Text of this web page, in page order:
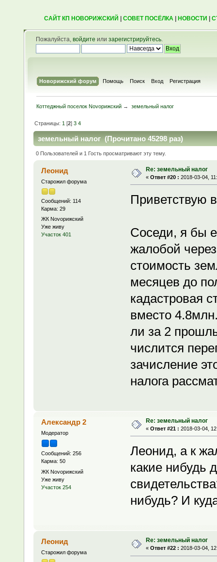
САЙТ КП НОВОРИЖСКИЙ СОВЕТ ПОСЁЛКА| НОВОСТИ
Пожалуйста, войдите или зарегистрируйтесь.
Новорижский форум Помощь Поиск Вход Регистрация
Коттеджный поселок Novoрижский → земельный налог
Страницы:1 [2]3 4
земельный налог (Прочитано 45298 раз)
0 Пользователей и 1 Гость просматривают эту тему.
Леонид
Старожил форума
Сообщений: 114
Карма: 29
ЖК Novoрижский
Уже живу
Участок 401
Re: земельный налог
« Ответ #20 : 2018-03-04,
Приветствую
Соседи, я бы
жалобой
стоимость
месяцев до
кадастровая
вместо
ли за 2
числится
зачисление
налога
Александр 2
Модератор
Сообщений: 256
Карма: 50
ЖК Novoрижский
Уже живу
Участок 254
Re: земельный налог
« Ответ #21 : 2018-03-04,
Леонид, а к
какие нибудь
нибудь? И
Леонид
Старожил форума
Re: земельный налог
« Ответ #22 : 2018-03-04,